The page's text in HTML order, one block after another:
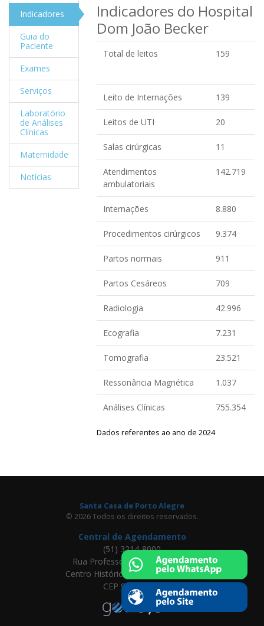
Indicadores
Guia do
Paciente
Exames
Serviços
Laboratório
de Análises
Clínicas
Maternidade
Notícias
Indicadores do Hospital
Dom João Becker
Total de leitos 159
Leito de Internações 139
Leitos de UTI 20
Salas cirúrgicas 11
Atendimentos
ambulatoriais
142.719
Internações 8.880
Procedimentos cirúrgicos 9.374
Partos normais 911
Partos Cesáreos 709
Radiologia 42.996
Ecografia 7.231
Tomografia 23.521
Ressonância Magnética 1.037
Análises Clínicas 755.354
Dados referentes ao ano de 2024
Santa Casa de Porto Alegre
© 2026 Todos os direitos reservados.
Central de Agendamento
(51) 3214-8000
Rua Professor Annes Dias, 295
Centro Histórico, Porto Alegre - RS
CEP 90020-090